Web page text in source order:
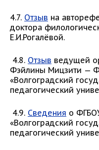
4.7. Отзыв на
доктора
Е.И.Рогалёвой.
4.8. Отзыв ведущей
Фэйлины Мицзити —
«Волгоградский
педагогический
4.9. Сведения о
«Волгоградский
педагогический